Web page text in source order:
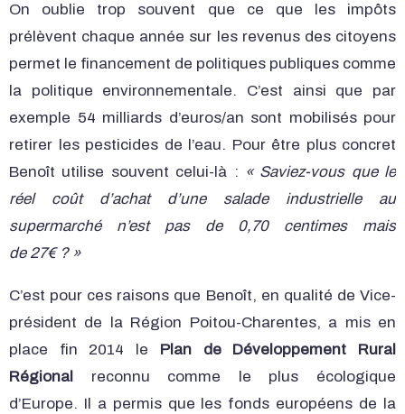
On oublie trop souvent que ce que les impôts
prélèvent chaque année sur les revenus des citoyens
permet le financement de politiques publiques comme
la politique environnementale. C’est ainsi que par
exemple 54 milliards d’euros/an sont mobilisés pour
retirer les pesticides de l’eau. Pour être plus concret
Benoît utilise souvent celui-là : « Saviez-vous que le
réel coût d’achat d’une salade industrielle au
supermarché n’est pas de 0,70 centimes mais
de 27€ ? »
C’est pour ces raisons que Benoît, en qualité de Vice-
président de la Région Poitou-Charentes, a mis en
place fin 2014 le Plan de Développement Rural
Régional
reconnu comme le plus écologique
d’Europe. Il a permis que les fonds européens de la